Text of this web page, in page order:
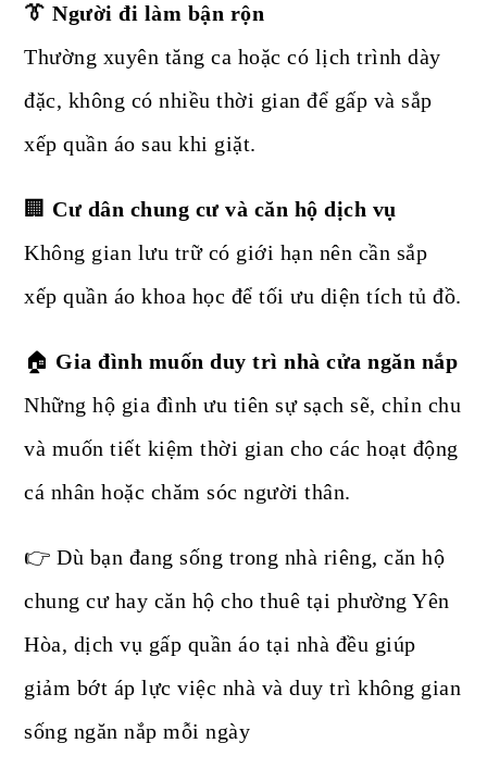
👔 Người đi làm bận rộn
Thường xuyên tăng ca hoặc có lịch trình dày
đặc, không có nhiều thời gian để gấp và sắp
xếp quần áo sau khi giặt.
🏢 Cư dân chung cư và căn hộ dịch vụ
Không gian lưu trữ có giới hạn nên cần sắp
xếp quần áo khoa học để tối ưu diện tích tủ đồ.
🏠 Gia đình muốn duy trì nhà cửa ngăn nắp
Những hộ gia đình ưu tiên sự sạch sẽ, chỉn chu
và muốn tiết kiệm thời gian cho các hoạt động
cá nhân hoặc chăm sóc người thân.
👉 Dù bạn đang sống trong nhà riêng, căn hộ
chung cư hay căn hộ cho thuê tại phường Yên
Hòa, dịch vụ gấp quần áo tại nhà đều giúp
giảm bớt áp lực việc nhà và duy trì không gian
sống ngăn nắp mỗi ngày